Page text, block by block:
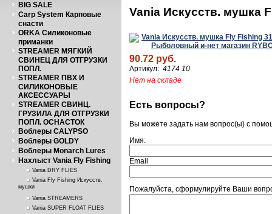
BIG SALE
Carp System Карповые
снасти
ORKA Силиконовые
приманки
STREAMER МЯГКИЙ
СВИНЕЦ ДЛЯ ОТГРУЗКИ
ПОПЛ.
STREAMER ПВХ И
СИЛИКОНОВЫЕ
АКСЕССУАРЫ
STREAMER СВИНЦ.
ГРУЗИЛА ДЛЯ ОТГРУЗКИ
ПОПЛ. ОСНАСТОК
Воблеры CALYPSO
Воблеры GOLDY
Воблеры Monarch Lures
Нахлыст Vania Fly Fishing
Vania DRY FLIES
Vania Fly Fishing Искусств.
мушки
Vania STREAMERS
Vania SUPER FLOAT FLIES
Vania Искусств. мушка
90.72 руб.
Артикул: 4174 10
Нет на складе
Есть вопросы?
Вы можете задать нам вопрос(ы) с
Имя:
Email
Пожалуйста, сформулируйте Ваши